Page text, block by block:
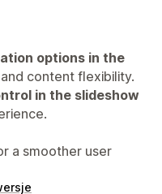
options in the
content flexibility.
in the slideshow
a smoother user